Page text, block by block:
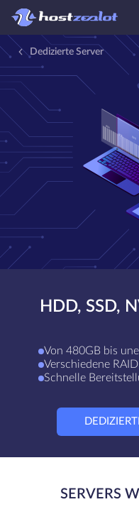
Dedizierte Server
HDD, SSD,
Von 480GB bis
Verschiedene
Schnelle
SERVERS